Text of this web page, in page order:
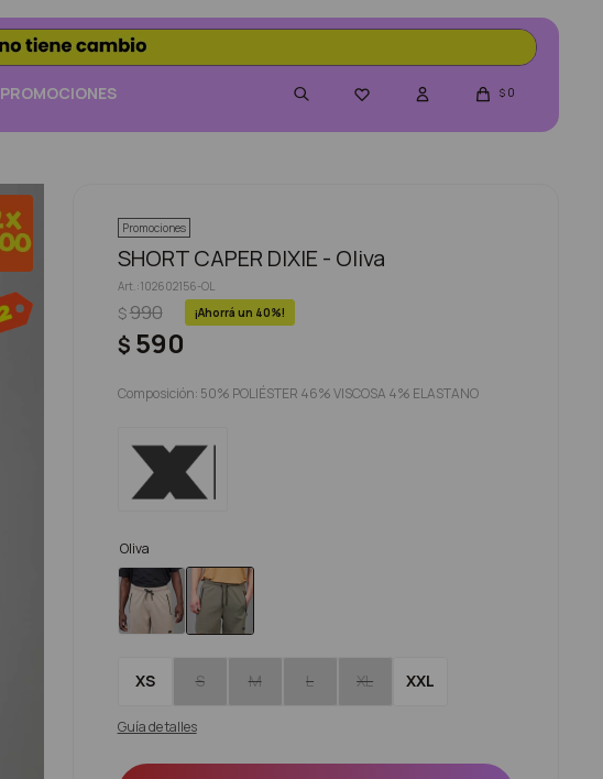
PROMOCIONES  $ 0
Promociones
SHORT CAPER DIXIE - Oliva
102602156-OL
$ 590
$990 40
Composición: 50% POLIÉSTER 46% VISCOSA 4% ELASTANO
Oliva
XS S M L XL XXL
Guía de talles